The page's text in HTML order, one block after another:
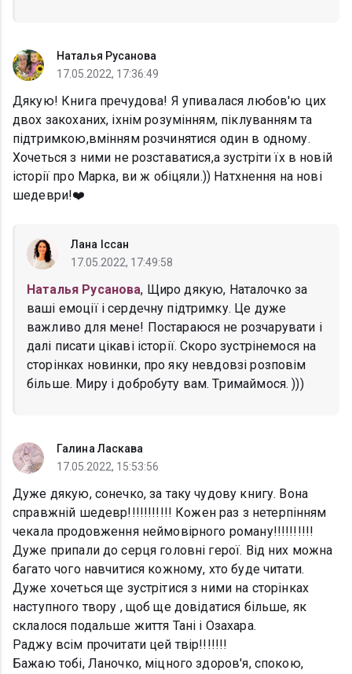
Наталья Русанова
17.05.2022, 17:36:49
Дякую! Книга пречудова! Я упивалася любов'ю цих
двох закоханих, іхнім розумінням, піклуванням та
підтримкою,вмінням розчинятися один в одному.
Хочеться з ними не розставатися,а зустріти їх в новій
історії про Марка, ви ж обіцяли.)) Натхнення на нові
шедеври!❤️
Лана Іссан
17.05.2022, 17:49:58
Наталья Русанова, Щиро дякую, Наталочко за
ваші емоції і сердечну підтримку. Це дуже
важливо для мене! Постараюся не розчарувати і
далі писати цікаві історії. Скоро зустрінемося на
сторінках новинки, про яку невдовзі розповім
більше. Миру і добробуту вам. Тримаймося. )))
Галина Ласкава
17.05.2022, 15:53:56
Дуже дякую, сонечко, за таку чудову книгу. Вона
справжній шедевр!!!!!!!!!!! Кожен раз з нетерпінням
чекала продовження неймовірного роману!!!!!!!!!!
Дуже припали до серця головні герої. Від них можна
багато чого навчитися кожному, хто буде читати.
Дуже хочеться ще зустрітися з ними на сторінках
наступного твору , щоб ще довідатися більше, як
склалося подальше життя Тані і Озахара.
Раджу всім прочитати цей твір!!!!!!!
Бажаю тобі, Ланочко, міцного здоров'я, спокою,